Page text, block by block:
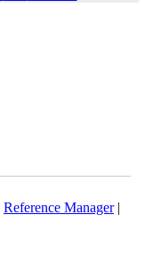
|Reference Manager